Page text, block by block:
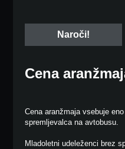
Cena
Cena aranžmaja vsebuje
spremljevalca na avtobusu.
Mladoletni udeleženci brez